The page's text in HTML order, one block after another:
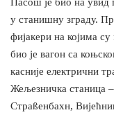
Пасош је био на увид
у станишну зграду.
фијакери на којима
био је вагон са
касније електрични
Жељезничка станица
Страßенбахн,